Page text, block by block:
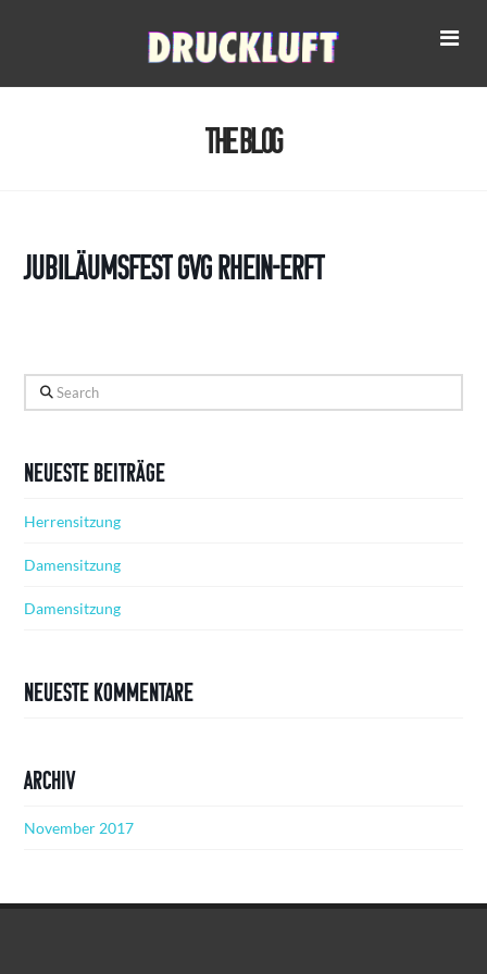
The Blog
Jubiläumsfest GVG Rhein-Erft
Search
Neueste Beiträge
Herrensitzung
Damensitzung
Damensitzung
Neueste Kommentare
Archiv
November 2017